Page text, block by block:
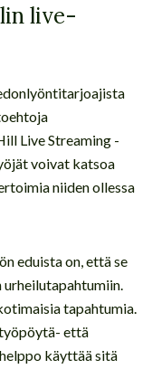
live-
Live Streaming -
voivat katsoa
niiden ollessa
eduista on, että se
tapahtumia.
että
käyttää sitä